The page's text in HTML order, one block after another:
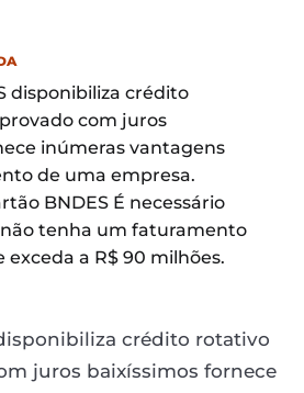
disponibiliza crédito
com juros
inúmeras vantagens
de uma empresa.
BNDES É necessário
tenha um faturamento
a R$ 90 milhões.
crédito rotativo
juros baixíssimos fornece